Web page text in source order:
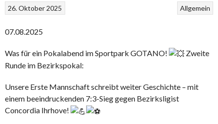
Allgemein
26. Oktober 2025
07.08.2025
Was für ein Pokalabend im Sportpark GOTANO!
Zweite
Runde im Bezirkspokal:
Unsere Erste Mannschaft schreibt weiter Geschichte – mit
einem beeindruckenden 7:3-Sieg gegen Bezirksligist
Concordia Ihrhove!